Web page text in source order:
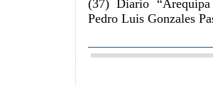
(37) Diario
Pedro Luis Gonzales